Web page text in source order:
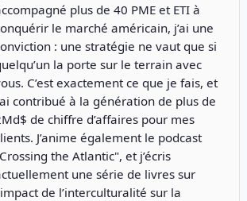
plus de 40 PME et ETI à
le marché américain, j’ai une
: une stratégie ne vaut que si
la porte sur le terrain avec
C’est exactement ce que je fais, et
contribué à la génération de plus de
de chiffre d’affaires pour mes
J’anime également le podcast
the Atlantic", et j’écris
une série de livres sur
de l’interculturalité sur la